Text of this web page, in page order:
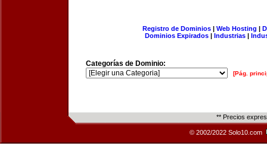
Registro de Dominios| Web Hosting |
Dominios Expirados | Industrias |
Categorías de Dominio:
[Pág.
** Precios
© 2002/2022 Solo10.com